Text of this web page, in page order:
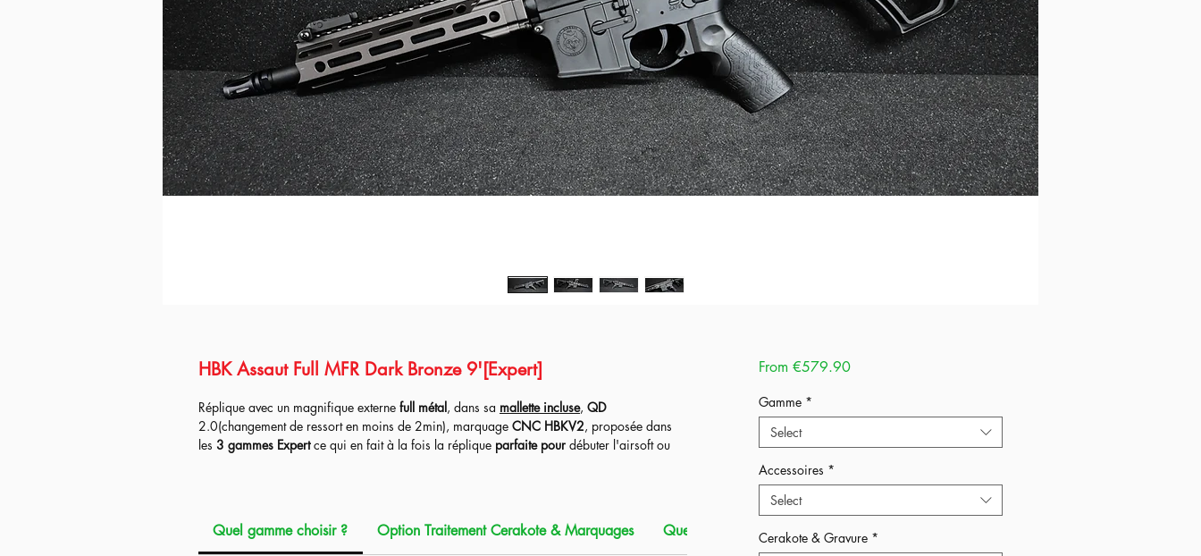
HBK Assaut Full MFR Dark Bronze 9'[Expert]
Réplique avec un magnifique externe full métal, dans sa mallette incluse, QD
2.0(changement de ressort en moins de 2min), marquage CNC HBKV2, proposée dans
les 3 gammes Expertce qui en fait à la fois la réplique parfaite pour débuter l'airsoft ou
(combat rapproché), tout en restant suffisamment flexible et performante pour du jeu de
moyenne/longue distance !
Quel gamme choisir ? Option Traitement Cerakote & Marquages Que contient ce produit ?
From €579.90Sale
Gamme *
Select
Accessoires *
Select
Cerakote & Gravure *